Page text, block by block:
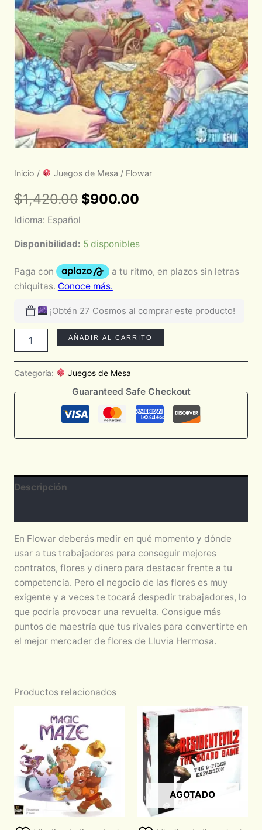
Inicio / Juegos de Mesa / Flowar
$1,420.00 $900.00
Idioma: Español
Disponibilidad: 5 disponibles
¡Obtén 27 Cosmos al comprar este producto!
AÑADIR AL CARRITO
Categoría: Juegos de Mesa
Guaranteed Safe Checkout
Descripción
En Flowar deberás medir en qué momento y dónde
usar a tus trabajadores para conseguir mejores
contratos, flores y dinero para destacar frente a tu
competencia. Pero el negocio de las flores es muy
exigente y a veces te tocará despedir trabajadores, lo
que podría provocar una revuelta. Consigue más
puntos de maestría que tus rivales para convertirte en
el mejor mercader de flores de Lluvia Hermosa.
Productos relacionados
AGOTADO